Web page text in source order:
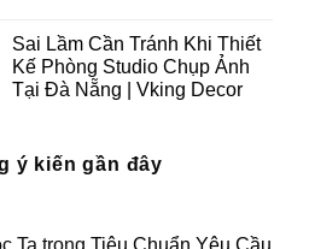
Quay
Phim
Tại
Đà
Nẵng
Khi
Thiết
Kế
Thi
Công
Trường
Tại
Vking
bình
luận
ở
Tips
Quay
Phim
Sai Lầm Cần Tránh Khi Thiết
Kế Phòng Studio Chụp Ảnh
Tại Đà Nẵng | Vking Decor
luận
ở
Tránh
ý kiến gần đây